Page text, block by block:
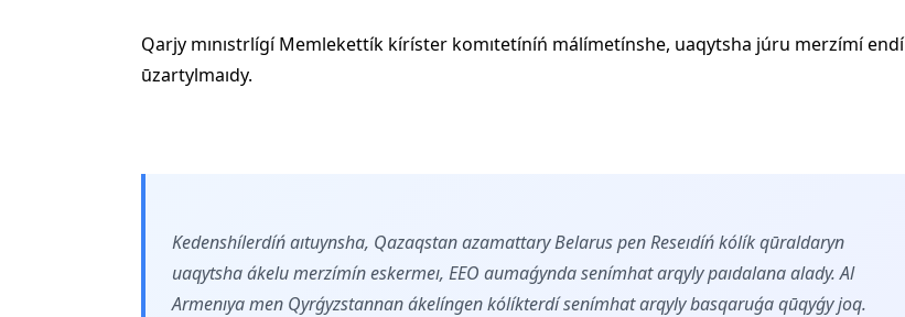
Qarjy mınıstrlígí Memlekettík kíríster komıtetíníń málímetínshe, uaqytsha júru merzímí endí
ūzartylmaıdy.
Kedenshílerdíń aıtuynsha, Qazaqstan azamattary Belarus pen Reseıdíń kólík qūraldaryn
uaqytsha ákelu merzímín eskermeı, EEO aumaǵynda senímhat arqyly paıdalana alady. Al
Armenıya men Qyrǵyzstannan ákelíngen kólíkterdí senímhat arqyly basqaruǵa qūqyǵy joq.